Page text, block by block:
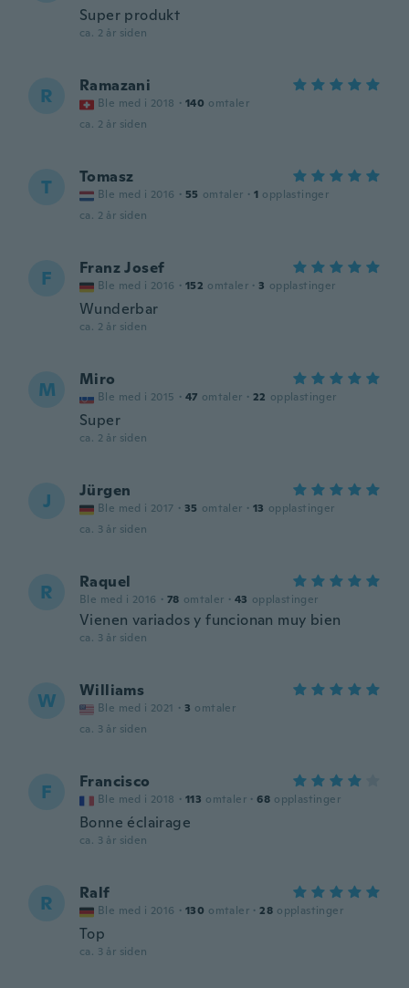
Super produkt
ca. 2 år siden
R Ramazani
Ble med i 2018 · 140 omtaler
ca. 2 år siden
T Tomasz
Ble med i 2016 · 55 omtaler · 1 opplastinger
ca. 2 år siden
F Franz Josef
Ble med i 2016 · 152 omtaler · 3 opplastinger
Wunderbar
ca. 2 år siden
M Miro
Ble med i 2015 · 47 omtaler · 22 opplastinger
Super
ca. 2 år siden
J Jürgen
Ble med i 2017 · 35 omtaler · 13 opplastinger
ca. 3 år siden
R Raquel
Ble med i 2016 · 78 omtaler · 43 opplastinger
Vienen variados y funcionan muy bien
ca. 3 år siden
W Williams
Ble med i 2021 · 3 omtaler
ca. 3 år siden
F Francisco
Ble med i 2018 · 113 omtaler · 68 opplastinger
Bonne éclairage
ca. 3 år siden
R Ralf
Ble med i 2016 · 130 omtaler · 28 opplastinger
Top
ca. 3 år siden